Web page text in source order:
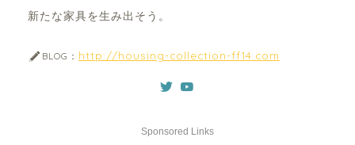
新たな家具を生み出そう。
BLOG： http://housing-collection-ff14.com
Sponsored Links